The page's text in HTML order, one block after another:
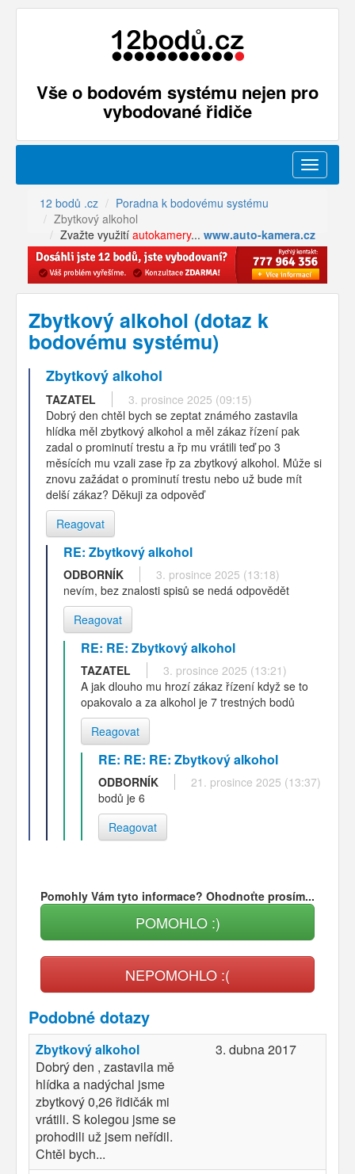
Vše o bodovém systému nejen pro
vybodované řidiče
Menu
12 bodů .cz
Poradna k bodovému systému
Zbytkový alkohol
Zvažte využití autokamery... www.auto-kamera.cz
Zbytkový alkohol (dotaz k
bodovému systému)
Zbytkový alkohol
TAZATEL
3. prosince 2025 (09:15)
Dobrý den chtěl bych se zeptat známého zastavila
hlídka měl zbytkový alkohol a měl zákaz řízení pak
zadal o prominutí trestu a řp mu vrátili teď po 3
měsících mu vzali zase řp za zbytkový alkohol. Může si
znovu zažádat o prominutí trestu nebo už bude mít
delší zákaz? Děkuji za odpověď
Reagovat
RE: Zbytkový alkohol
ODBORNÍK
3. prosince 2025 (13:18)
nevím, bez znalosti spisů se nedá odpovědět
Reagovat
RE: RE: Zbytkový alkohol
TAZATEL
3. prosince 2025 (13:21)
A jak dlouho mu hrozí zákaz řízení když se to
opakovalo a za alkohol je 7 trestných bodů
Reagovat
RE: RE: RE: Zbytkový alkohol
ODBORNÍK
21. prosince 2025 (13:37)
bodů je 6
Reagovat
Pomohly Vám tyto informace? Ohodnoťte prosím...
POMOHLO :)
NEPOMOHLO :(
Podobné dotazy
Zbytkový alkohol
Dobrý den , zastavila mě
hlídka a nadýchal jsme
zbytkový 0,26 řidičák mi
vrátili. S kolegou jsme se
prohodili už jsem neřídil.
Chtěl bych...
3. dubna 2017